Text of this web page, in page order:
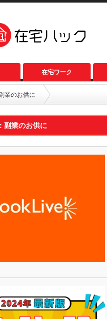
在宅ワーク
業のお供に
副業のお供に